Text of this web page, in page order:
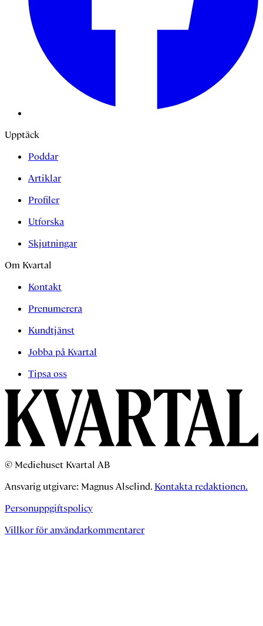
Upptäck
Poddar
Artiklar
Profiler
Utforska
Skjutningar
Om Kvartal
Kontakt
Prenumerera
Kundtjänst
Jobba på Kvartal
Tipsa oss
© Mediehuset Kvartal AB
Ansvarig utgivare: Magnus Alselind. Kontakta redaktionen.
Personuppgiftspolicy
Villkor för användarkommentarer